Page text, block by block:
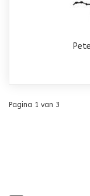
Pagina 1 van 3